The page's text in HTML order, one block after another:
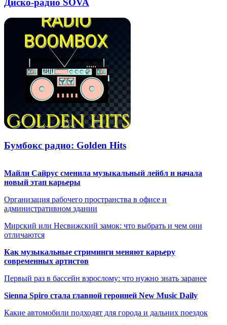
Диско-радио SOVA
Бумбокс радио: Golden Hits
Майли Сайрус сменила музыкальный лейбл и начала
новый этап карьеры
Организация рабочего пространства в офисе и
административном здании
Мирский или Несвижский замок: что выбрать и чем они
отличаются
Как музыкальные стриминги меняют карьеру
современных артистов
Первый раз в бассейн взрослому: что нужно знать заранее
Sienna Spiro стала главной героиней New Music Daily
Какие автомобили подходят для города и дальних поездок